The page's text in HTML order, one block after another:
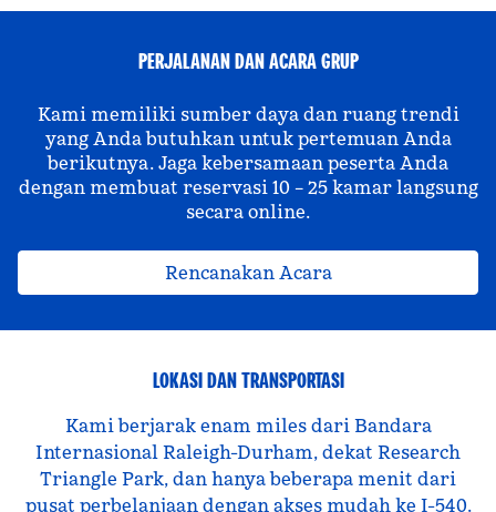
PERJALANAN DAN ACARA GRUP
Kami memiliki sumber daya dan ruang trendi
yang Anda butuhkan untuk pertemuan Anda
berikutnya. Jaga kebersamaan peserta Anda
dengan membuat reservasi 10 – 25 kamar langsung
secara online.
Rencanakan Acara
LOKASI DAN TRANSPORTASI
Kami berjarak enam miles dari Bandara
Internasional Raleigh-Durham, dekat Research
Triangle Park, dan hanya beberapa menit dari
pusat perbelanjaan dengan akses mudah ke I-540.